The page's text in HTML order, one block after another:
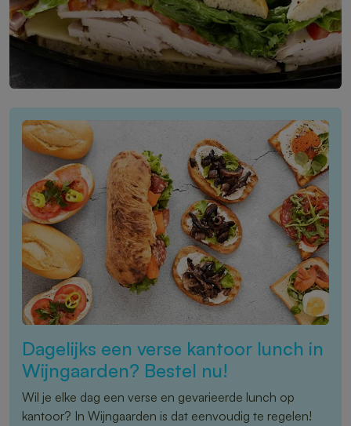
Dagelijks een verse kantoor lunch in
Wijngaarden? Bestel nu!
Wil je elke dag een verse en gevarieerde lunch op
kantoor? In Wijngaarden is dat eenvoudig te regelen!